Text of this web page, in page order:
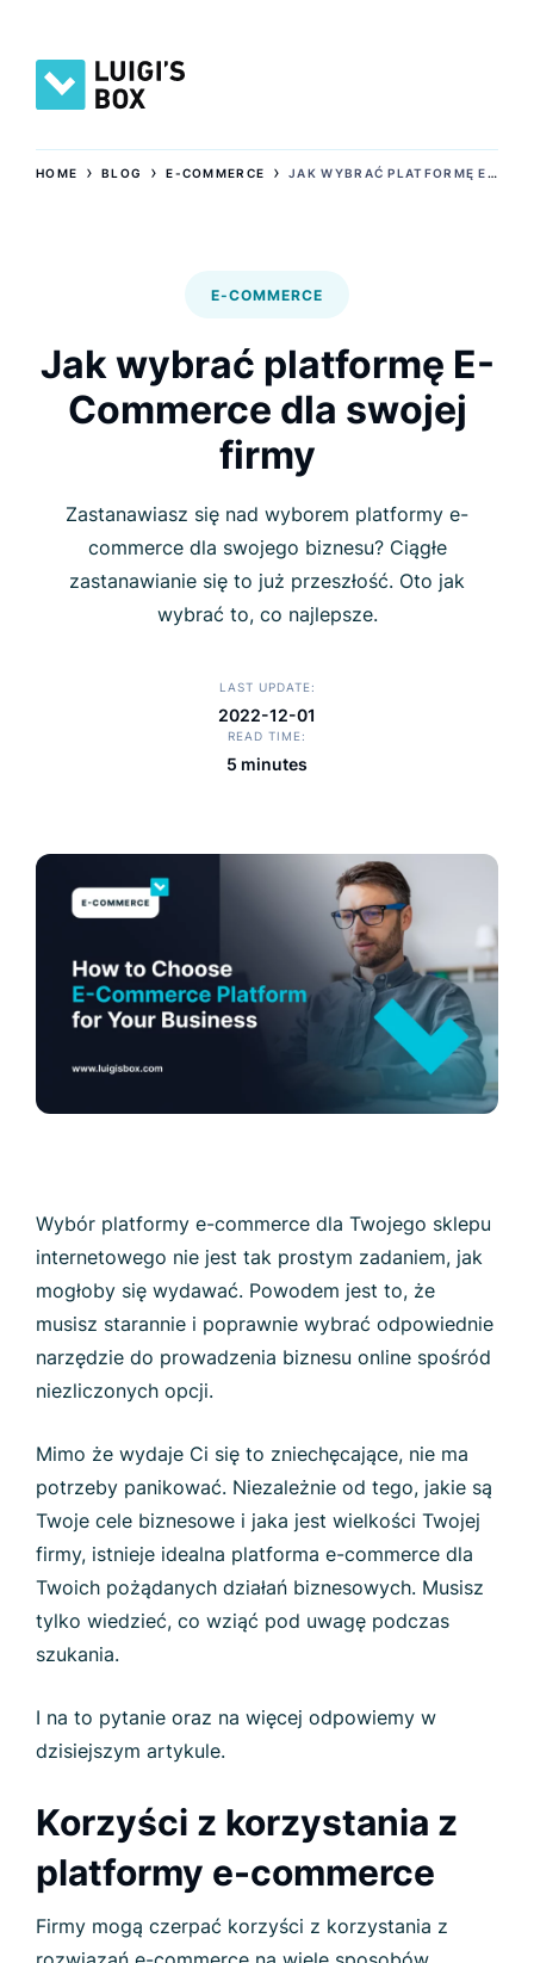
HOME ›BLOG ›E-COMMERCE ›JAK WYBRAĆ PLATFORMĘ E-COMMERCE DLA SWOJEJ FIRMY
E-COMMERCE
Jak wybrać platformę E-
Commerce dla swojej
firmy
Zastanawiasz się nad wyborem platformy e-
commerce dla swojego biznesu? Ciągłe
zastanawianie się to już przeszłość. Oto jak
wybrać to, co najlepsze.
LAST UPDATE
2022-12-01
READ TIME
5 minutes
Wybór platformy e-commerce dla Twojego sklepu
internetowego nie jest tak prostym zadaniem, jak
mogłoby się wydawać. Powodem jest to, że
musisz starannie i poprawnie wybrać odpowiednie
narzędzie do prowadzenia biznesu online spośród
niezliczonych opcji.
Mimo że wydaje Ci się to zniechęcające, nie ma
potrzeby panikować. Niezależnie od tego, jakie są
Twoje cele biznesowe i jaka jest wielkości Twojej
firmy, istnieje idealna platforma e-commerce dla
Twoich pożądanych działań biznesowych. Musisz
tylko wiedzieć, co wziąć pod uwagę podczas
szukania.
I na to pytanie oraz na więcej odpowiemy w
dzisiejszym artykule.
Korzyści z korzystania z
platformy e-commerce
Firmy mogą czerpać korzyści z korzystania z